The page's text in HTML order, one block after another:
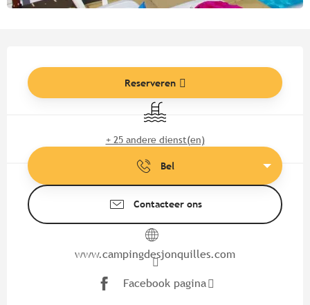
Reserveren
Zwembad
+ 25 andere dienst(en)
Bel
Contacteer ons
www.campingdesjonquilles.com
Facebook pagina